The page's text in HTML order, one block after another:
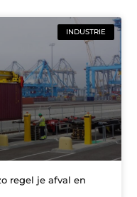
INDUSTRIE
regel je afval en